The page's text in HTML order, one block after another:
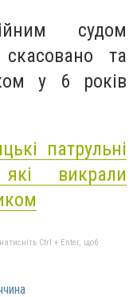
судом
та
у 6 років
патрульні
викрали
Ctrl + Enter, щоб